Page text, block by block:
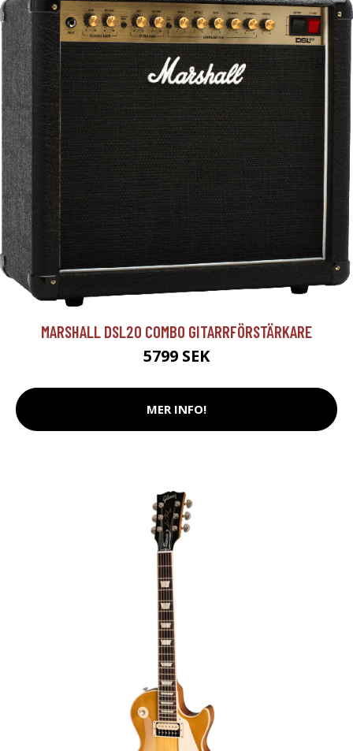
MARSHALL DSL20 COMBO GITARRFÖRSTÄRKARE
5799 SEK
MER INFO!